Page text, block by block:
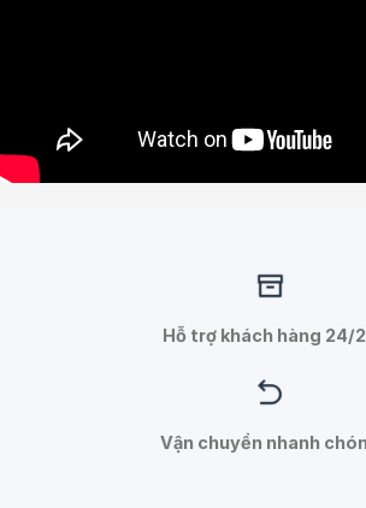
Hỗ trợ khách hàng 24/
Vận chuyển nhanh